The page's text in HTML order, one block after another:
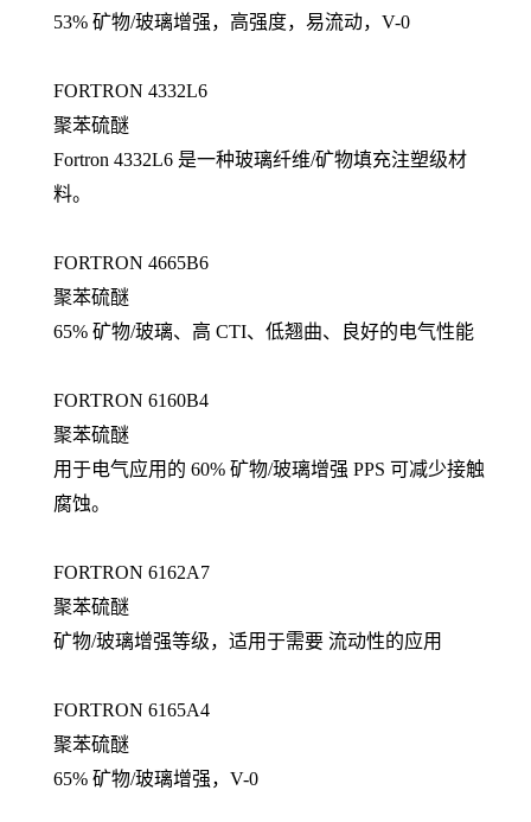
53% 矿物/玻璃增强，高强度，易流动，V-0
FORTRON 4332L6
聚苯硫醚
Fortron 4332L6 是一种玻璃纤维/矿物填充注塑级材
料。
FORTRON 4665B6
聚苯硫醚
65% 矿物/玻璃、高 CTI、低翘曲、良好的电气性能
FORTRON 6160B4
聚苯硫醚
用于电气应用的 60% 矿物/玻璃增强 PPS 可减少接触
腐蚀。
FORTRON 6162A7
聚苯硫醚
矿物/玻璃增强等级，适用于需要 流动性的应用
FORTRON 6165A4
聚苯硫醚
65% 矿物/玻璃增强，V-0